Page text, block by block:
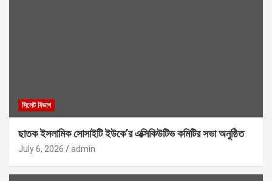
সিলেট বিভাগ
ছাতক ইসলামিক সোসাইটি ইউকে’র এক্সিকিউটিভ কমিটির সভা অনুষ্ঠিত
July 6, 2026 admin